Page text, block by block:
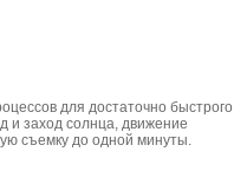
для достаточно быстрого
и заход солнца, движение
съемку до одной минуты.